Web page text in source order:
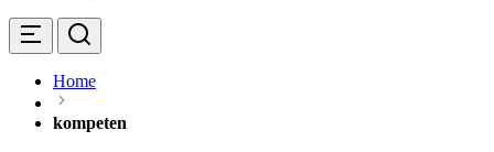
Home
kompeten